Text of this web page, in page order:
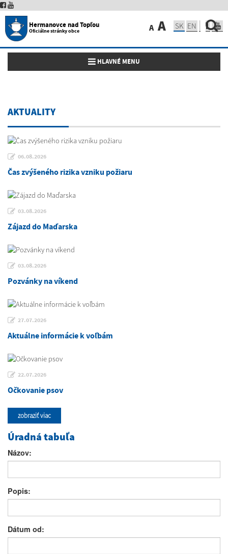
Hermanovce nad Topľou
Oficiálne stránky obce A A SK EN
Toggle navigation
HLAVNÉ MENU
AKTUALITY
06.08.2026
Čas zvýšeného rizika vzniku požiaru
03.08.2026
Zájazd do Maďarska
03.08.2026
Pozvánky na víkend
27.07.2026
Aktuálne informácie k voľbám
22.07.2026
Očkovanie psov
zobraziť viac
Úradná tabuľa
Názov:
Popis:
Dátum od: